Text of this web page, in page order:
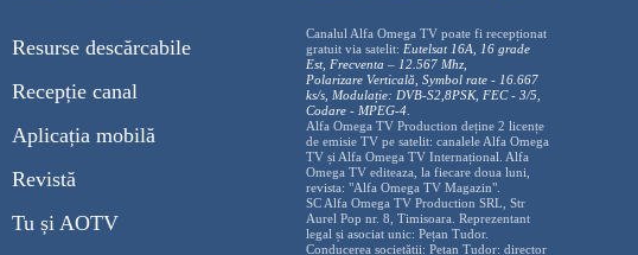
Resurse descărcabile
Recepție canal
Aplicația mobilă
Revistă
Tu și AOTV
Canalul Alfa Omega TV poate fi recepționat
gratuit via satelit: Eutelsat 16A, 16 grade
Est, Frecventa – 12.567 Mhz,
Polarizare Verticală, Symbol rate - 16.667
ks/s, Modulație: DVB-S2,8PSK, FEC - 3/5,
Codare - MPEG-4.
Alfa Omega TV Production deține 2 licențe
de emisie TV pe satelit: canalele Alfa Omega
TV și Alfa Omega TV Internațional. Alfa
Omega TV editeaza, la fiecare doua luni,
revista: "Alfa Omega TV Magazin".
SC Alfa Omega TV Production SRL, Str
Aurel Pop nr. 8, Timisoara. Reprezentant
legal și asociat unic: Pețan Tudor.
Conducerea societății: Pețan Tudor: director